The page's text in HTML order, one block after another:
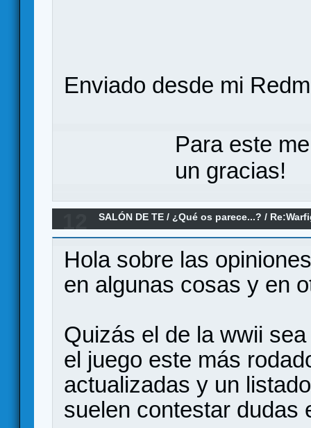
Enviado desde mi
Para este
un gracias!
SALÓN DE TE /¿Qué os parece...? /
Hola sobre las
en algunas cosas y en
Quizás el de la wwii
el juego este más
actualizadas y un
suelen contestar dudas